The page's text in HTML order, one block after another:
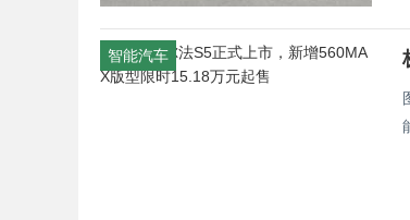
智能汽车